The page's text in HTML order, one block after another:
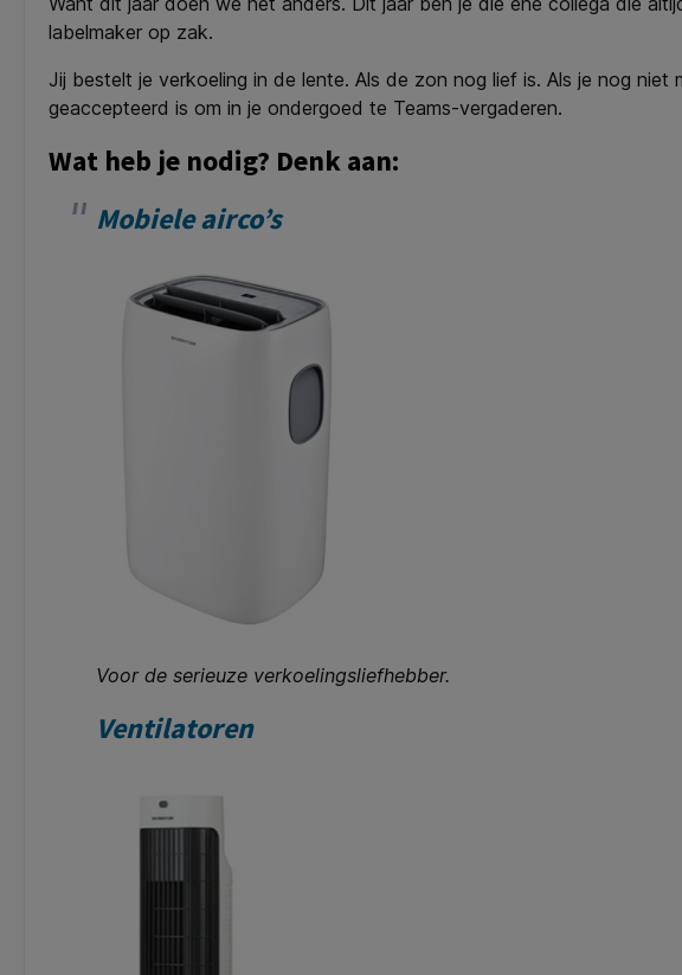
labelmaker op zak.
Jij bestelt je verkoeling in de lente. Als de zon nog lief is. Als je nog
geaccepteerd is om in je ondergoed te Teams-vergaderen.
Wat heb je nodig? Denk aan:
Mobiele airco’s
Voor de serieuze verkoelingsliefhebber.
Ventilatoren